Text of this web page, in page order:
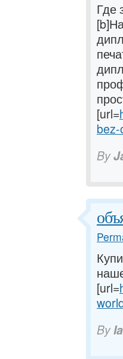
Где
[url=
By
[url=
By